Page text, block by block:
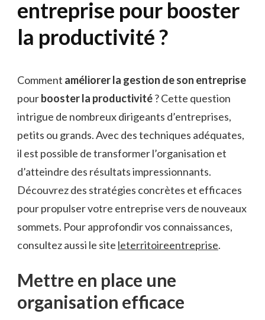
entreprise pour booster
la productivité ?
Comment améliorer la gestion de son entreprise
pourbooster la productivité? Cette question
intrigue de nombreux dirigeants d’entreprises,
petits ou grands. Avec des techniques adéquates,
il est possible de transformer l’organisation et
d’atteindre des résultats impressionnants.
Découvrez des stratégies concrètes et efficaces
pour propulser votre entreprise vers de nouveaux
sommets. Pour approfondir vos connaissances,
consultez aussi le site leterritoireentreprise.
Mettre en place une
organisation efficace